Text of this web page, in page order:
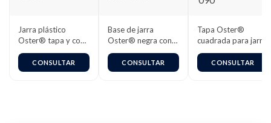
Jarra plástico
Oster® tapa y copa
de medida 4890
CONSULTAR
Base de jarra
Oster® negra con
empaque de hule
4902CONSULTAR
Tapa Oster®
cuadrada para jarra
clásico 004903-
011-090
CONSULTAR